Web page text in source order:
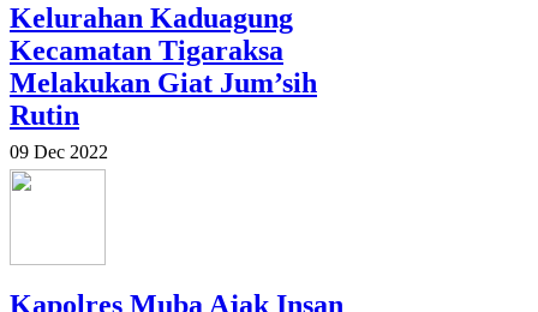
Kelurahan Kaduagung
Kecamatan Tigaraksa
Melakukan Giat Jum’sih
Rutin
09 Dec 2022
Kapolres Muba Ajak Insan